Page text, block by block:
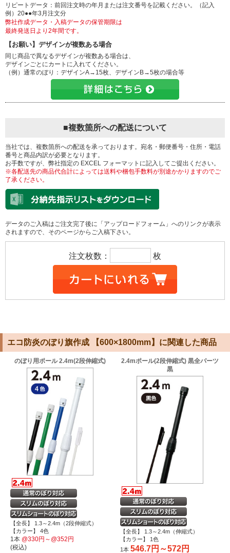
リピートデータ：前回注文時の年月または注文番号を記載ください。（記入
例）20●●年3月注文分
弊社作成データ・入稿データの保管期限は
最終発送日より2年間です。
【お願い】デザインが複数ある場合
同じ商品で異なるデザインが複数ある場合は、
デザインごとにカートに入れてください。
（例）通常のぼり：デザインA→15枚、デザインB→5枚の場合等
■複数箇所への配送について
当社では、複数箇所への配送を承っております。宛名・郵便番号・住所・電話
番号と商品内訳が必要となります。
お手数ですが、弊社指定の EXCEL フォーマットに記入してご提出ください。
※各配送先の商品代合計によっては送料や梱包手数料が別途かかりますのでご
了承ください。
データのご入稿はご注文完了後に「アップロードフォーム」へのリンクが表示
されますので、そのページからご入稿下さい。
注文枚数： 枚
エコ防炎のぼり旗作成 【600×1800mm】に関連した商品
のぼり用ポール 2.4m(2段伸縮式)
【全長】 1.3～2.4m（2段伸縮式）
【カラー】 4色
1本 @330円～@352円
(税込)
2.4mポール(2段伸縮式) 黒全パーツ
黒
【全長】 1.3～2.4m（伸縮式）
【カラー】 1色
1本 546.7円～572円